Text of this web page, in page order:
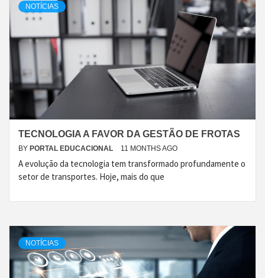
NOTÍCIAS
TECNOLOGIA A FAVOR DA GESTÃO DE FROTAS
BY PORTAL EDUCACIONAL 11 MONTHS AGO
A evolução da tecnologia tem transformado profundamente o
setor de transportes. Hoje, mais do que
NOTÍCIAS